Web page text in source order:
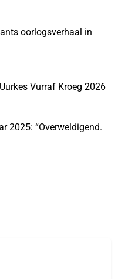
oorlogsverhaal in
Vurraf Kroeg 2026
2025: “Overweldigend.